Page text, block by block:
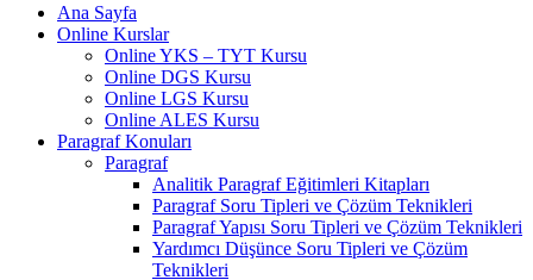
Ana Sayfa
Online Kurslar
Online YKS – TYT Kursu
Online DGS Kursu
Online LGS Kursu
Online ALES Kursu
Paragraf Konuları
Paragraf
Analitik Paragraf Eğitimleri Kitapları
Paragraf Soru Tipleri ve Çözüm Teknikleri
Paragraf Yapısı Soru Tipleri ve Çözüm Teknikleri
Yardımcı Düşünce Soru Tipleri ve Çözüm
Teknikleri